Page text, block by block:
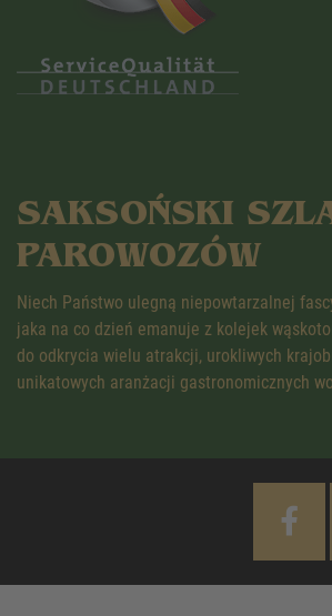
SAKSOŃSKI
PAROWOZÓW
Niech Państwo ulegną niepowtarzalnej
jaka na co dzień emanuje z kolejek
do odkrycia wielu atrakcji, urokliwych
unikatowych aranżacji gastronomicznych